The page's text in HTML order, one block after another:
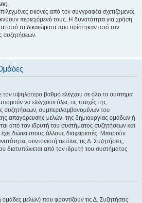
εικόνες από τον συγγραφέα σχετιζόμενες
περιεχόμενό τους. Η δυνατότητα για χρήση
από τα δικαιώματα που ορίστηκαν από τον
συζητήσεων.
με τον υψηλότερο βαθμό ελέγχου σε όλο το σύστημα
να ελέγχουν όλες τις πτυχές της
συζητήσεων, συμπεριλαμβανομένων του
απαγόρευσης μελών, της δημιουργίας ομάδων ή
από τον ιδρυτή του συστήματος συζητήσεων και
δώσει στους άλλους διαχειριστές. Μπορούν
συντονιστή σε όλες τις Δ. Συζητήσεις,
διατυπώνεται από τον ιδρυτή του συστήματος
ομάδες μελών) που φροντίζουν τις Δ. Συζητήσεις